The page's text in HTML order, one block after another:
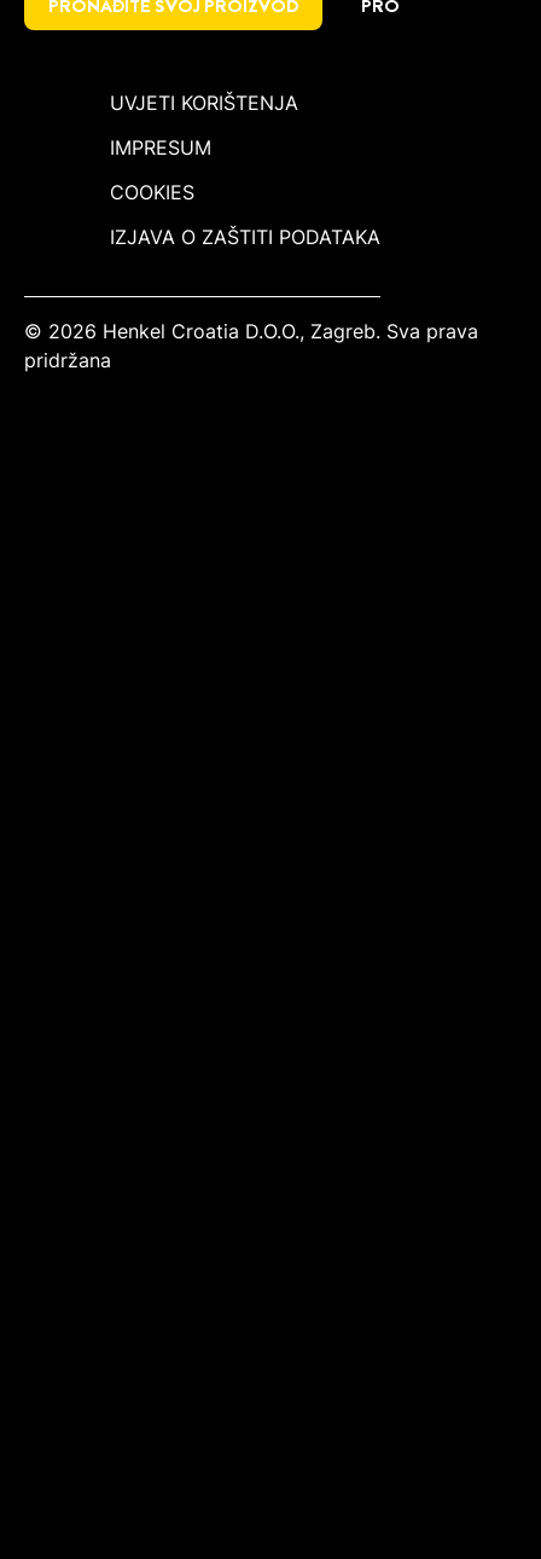
PRONAĐITE SVOJ PROIZVOD PRO
UVJETI KORIŠTENJA
IMPRESUM
COOKIES
IZJAVA O ZAŠTITI PODATAKA
© 2026 Henkel Croatia D.O.O., Zagreb. Sva prava
pridržana